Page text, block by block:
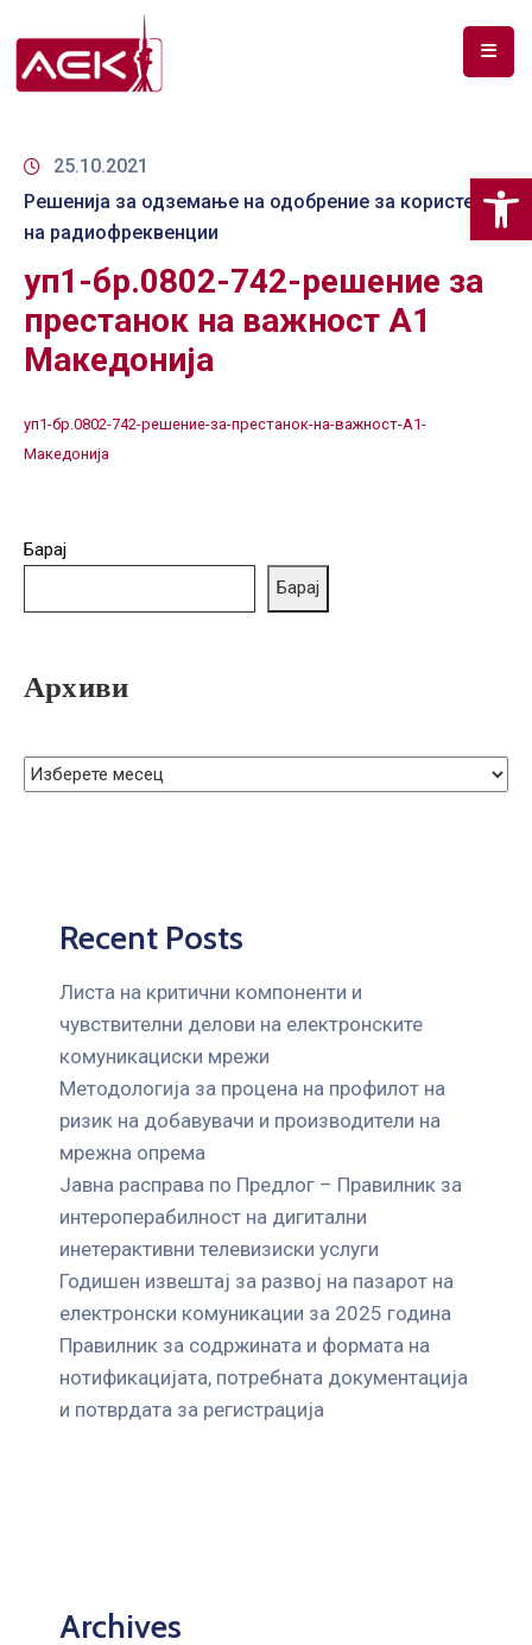
ЗА
ДОКУМЕНТИ
РФ
СПЕКТАР
ТЕЛЕКОМУНИКАЦИИ
АНАЛИЗА
НА
ГРИЖА
ЗА
НАБАВКИ
25.10.2021
Решенија за одземање на одобрение за користење
на радиофреквенции
уп1-бр.0802-742-решение за
престанок на важност А1
Македонија
уп1-бр.0802-742-решение-за-престанок-на-важност-А1-
Македонија
Барај
Барај
Архиви
Recent Posts
Листа на критични компоненти и
чувствителни делови на електронските
комуникациски мрежи
Mетодологија за процена на профилот на
ризик на добавувачи и производители на
мрежна опрема
Јавна расправа по Предлог – Правилник за
интероперабилност на дигитални
инетерактивни телевизиски услуги
Годишен извештај за развој на пазарот на
електронски комуникации за 2025 година
Правилник за содржината и формата на
нотификацијата, потребната документација
и потврдата за регистрација
Archives